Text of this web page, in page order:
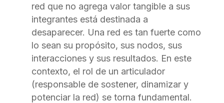
red que no agrega valor tangible a sus
integrantes está destinada a
desaparecer. Una red es tan fuerte como
lo sean su propósito, sus nodos, sus
interacciones y sus resultados. En este
contexto, el rol de un articulador
(responsable de sostener, dinamizar y
potenciar la red) se torna fundamental.